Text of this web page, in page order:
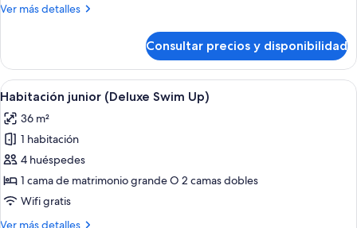
Swim
Ver más detalles
Más
junior
(Deluxe
Swim
Consultar precios y disponibilidad
Abrir
todas
las
fotos
de
Habitación
junior
Habitación de hotel con una cama
11
Habitación junior (Deluxe Swim Up)
36 m²
1 habitación
4 huéspedes
1 cama de matrimonio grande O 2 camas dobles
Wifi gratis
Ver más detalles
Más